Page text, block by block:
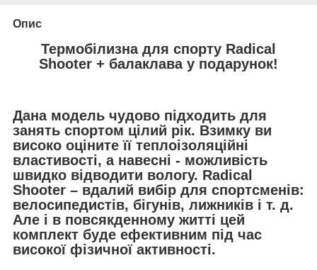
Опис
Термобілизна для спорту Radical
Shooter + балаклава у подарунок!
Дана модель чудово підходить для
занять спортом цілий рік. Взимку ви
високо оціните її теплоізоляційні
властивості, а навесні - можливість
швидко відводити вологу. Radical
Shooter – вдалий вибір для спортсменів:
велосипедистів, бігунів, лижників і т. д.
Але і в повсякденному житті цей
комплект буде ефективним під час
високої фізичної активності.